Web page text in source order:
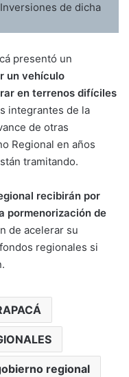
de dicha
presentó un
un vehículo
en terrenos difíciles
integrantes de la
de otras
Regional en años
tramitando.
recibirán por
pormenorización de
de acelerar su
regionales si
regional